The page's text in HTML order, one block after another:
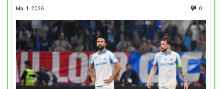
Mai 1, 2026 0